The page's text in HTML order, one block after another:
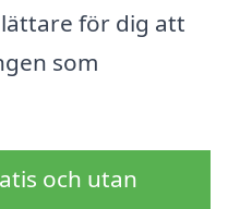
för dig att
som
och utan